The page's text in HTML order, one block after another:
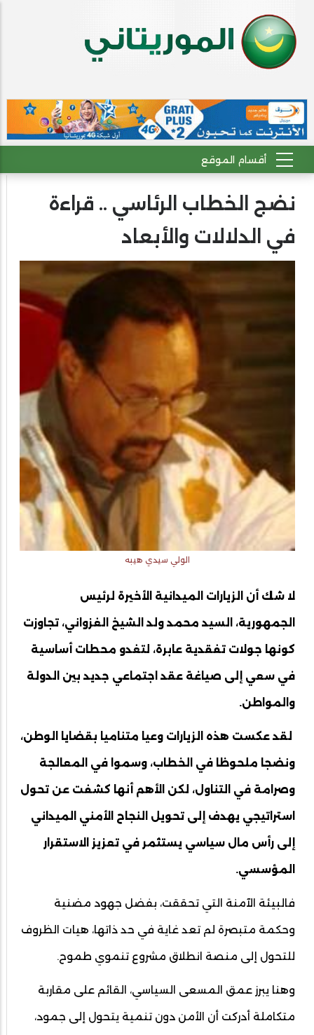
نضج الخطاب الرئاسي .. قراءة
في الدلالات والأبعاد
الولي سيدي هيبه
لا شك أن الزيارات الميدانية الأخيرة لرئيس
الجمهورية، السيد محمد ولد الشيخ الغزواني، تجاوزت
كونها جولات تفقدية عابرة، لتغدو محطات أساسية
في سعي إلى صياغة عقد اجتماعي جديد بين الدولة
والمواطن.
لقد عكست هذه الزيارات وعيا متناميا بقضايا الوطن،
ونضجا ملحوظا في الخطاب، وسموا في المعالجة
وصرامة في التناول، لكن الأهم أنها كشفت عن تحول
استراتيجي يهدف إلى تحويل النجاح الأمني الميداني
إلى رأس مال سياسي يستثمر في تعزيز الاستقرار
المؤسسي.
فالبيئة الآمنة التي تحققت، بفضل جهود مضنية
وحكمة متبصرة لم تعد غاية في حد ذاتها، هيات الظروف
للتحول إلى منصة انطلاق مشروع تنموي طموح.
وهنا يبرز عمق المسعى السياسي، القائم على مقاربة
متكاملة أدركت أن الأمن دون تنمية يتحول إلى جمود،